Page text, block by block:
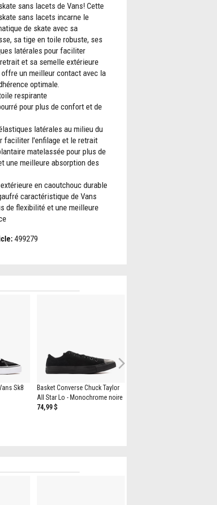
sans lacets de Vans! Cette
sans lacets incarne le
de skate avec sa
sa tige en toile robuste, ses
latérales pour faciliter
et sa semelle extérieure
un meilleur contact avec la
optimale.
respirante
pour plus de confort et de
latérales au milieu du
faciliter l'enfilage et le retrait
matelassée pour plus de
une meilleure absorption des
en caoutchouc durable
caractéristique de Vans
de flexibilité et une meilleure
499279
Sk8
Basket Converse Chuck Taylor
All Star Lo - Monochrome noire
74,99 $